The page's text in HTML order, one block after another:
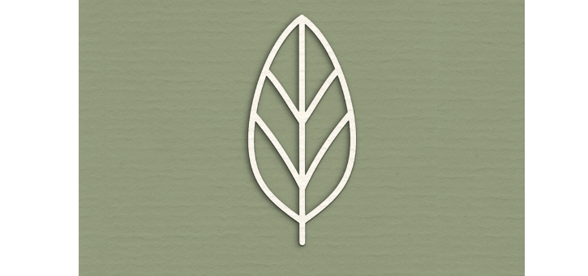
Voor de verpakking gebruiken we bijzonder hoogwaardige, luchtdichte
smaakbeschermingszakken met ritssluiting. Deze bieden een hoge
barrièrebescherming om het poeder optimaal te beschermen tegen